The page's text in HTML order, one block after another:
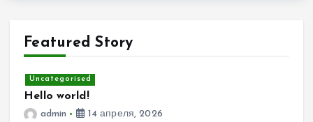
Featured Story
Uncategorised
Hello world!
admin 14 апреля, 2026